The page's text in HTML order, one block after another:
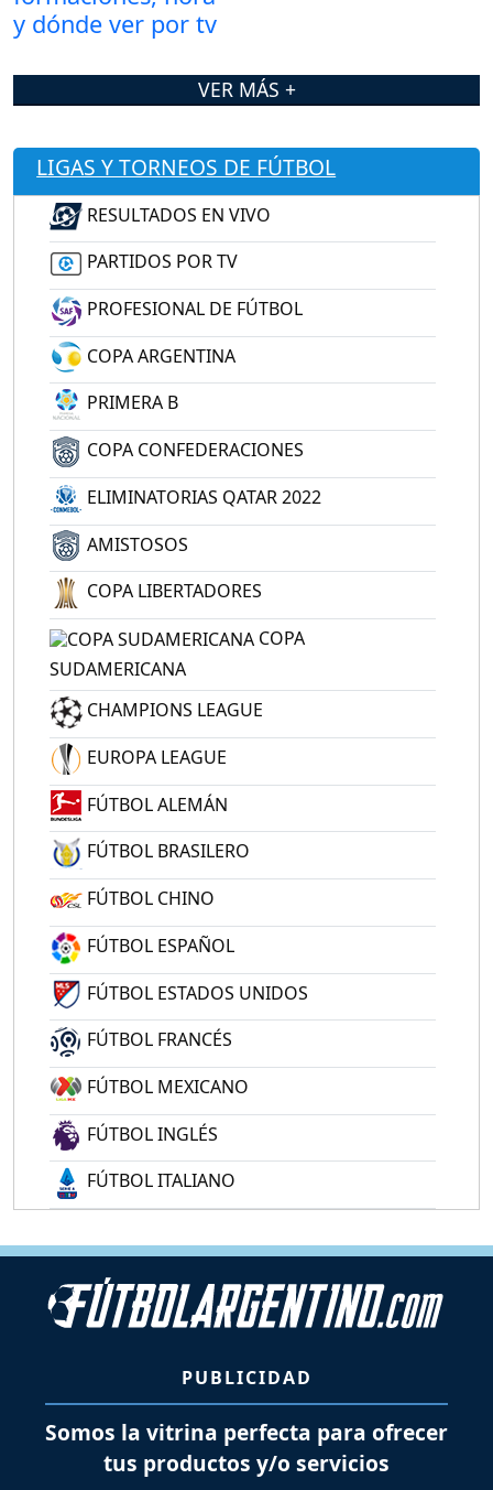
VER MÁS +
LIGAS Y TORNEOS DE FÚTBOL
RESULTADOS EN VIVO
PARTIDOS POR TV
PROFESIONAL DE FÚTBOL
COPA ARGENTINA
PRIMERA B
COPA CONFEDERACIONES
ELIMINATORIAS QATAR 2022
AMISTOSOS
COPA LIBERTADORES
COPA
SUDAMERICANA
CHAMPIONS LEAGUE
EUROPA LEAGUE
FÚTBOL ALEMÁN
FÚTBOL BRASILERO
FÚTBOL CHINO
FÚTBOL ESPAÑOL
FÚTBOL ESTADOS UNIDOS
FÚTBOL FRANCÉS
FÚTBOL MEXICANO
FÚTBOL INGLÉS
FÚTBOL ITALIANO
PUBLICIDAD
Somos la vitrina perfecta para ofrecer
tus productos y/o servicios